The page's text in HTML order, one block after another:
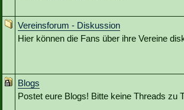
Vereinsforum - Diskussion
Hier können die Fans über ihre Vereine
Blogs
Postet eure Blogs! Bitte keine Threads zu